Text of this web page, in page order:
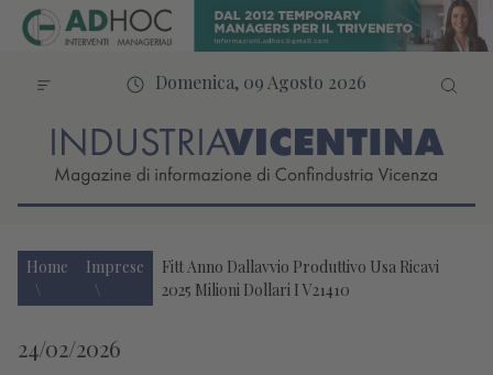
Domenica, 09 Agosto 2026
Home Imprese
Fitt Anno Dallavvio Produttivo Usa Ricavi
2025 Milioni Dollari I V21410
24/02/2026